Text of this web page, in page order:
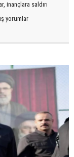
inançlara saldırı
yorumlar